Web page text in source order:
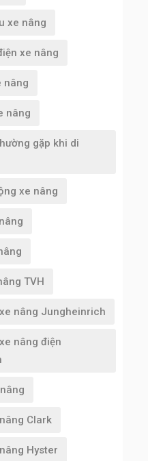
xe nâng
xe nâng
nâng
nâng
gặp khi di
xe nâng
TVH
nâng Jungheinrich
nâng điện
Clark
Hyster